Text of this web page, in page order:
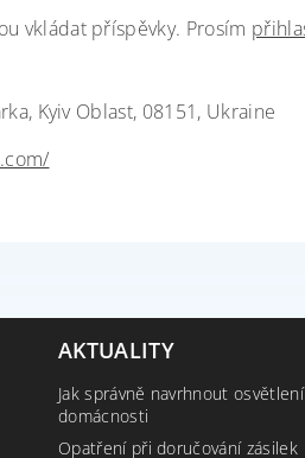
vkládat příspěvky. Prosím
Kyiv Oblast, 08151, Ukraine
AKTUALITY
Jak správně navrhnout
domácnosti
Opatření při doručování zásilek